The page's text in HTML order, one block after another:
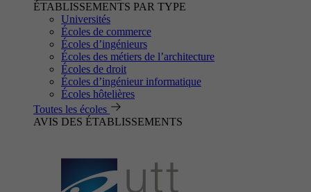
ÉTABLISSEMENTS PAR TYPE
Universités
Écoles de commerce
Écoles d’ingénieurs
Écoles des métiers de l’architecture
Écoles de droit
Écoles d’ingénieur informatique
Écoles hôtelières
Toutes les écoles
AVIS DES ÉTABLISSEMENTS